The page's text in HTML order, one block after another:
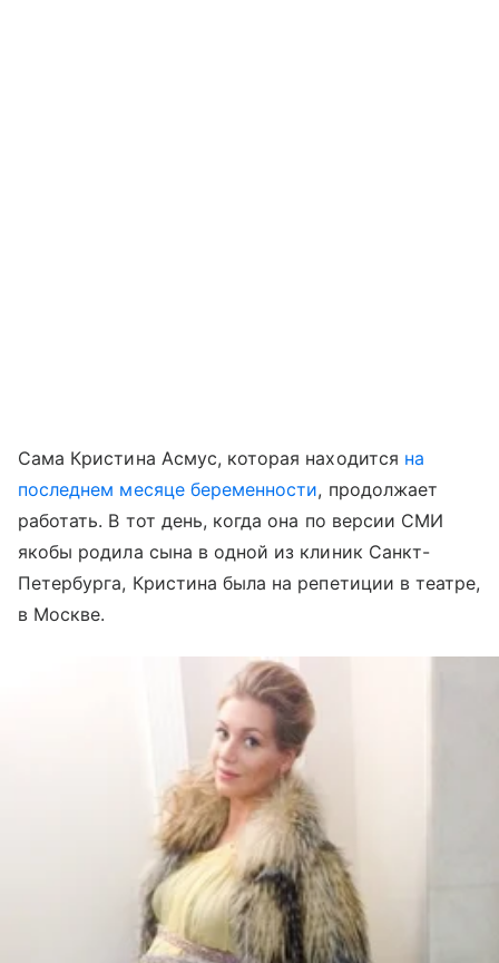
Сама Кристина Асмус, которая находится на
последнем месяце беременности, продолжает
работать. В тот день, когда она по версии СМИ
якобы родила сына в одной из клиник Санкт-
Петербурга, Кристина была на репетиции в театре,
в Москве.